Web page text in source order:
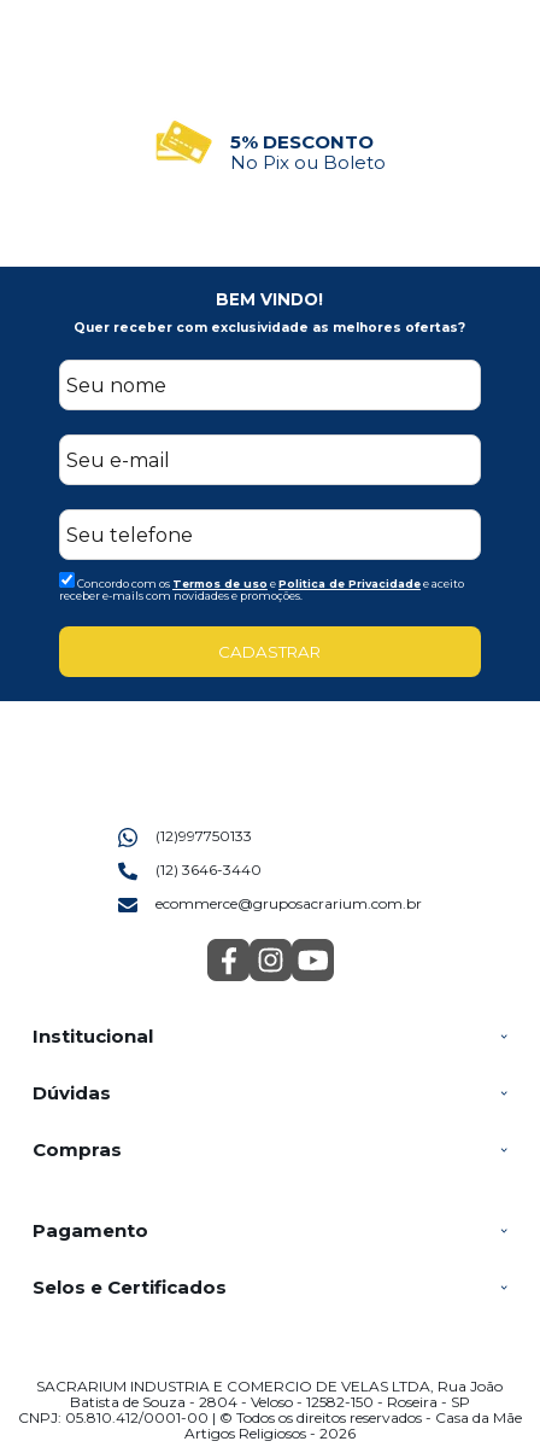
PEDIDO MÍNIMO
R$500 em Compras
BEM VINDO!
Quer receber com exclusividade as melhores ofertas?
Concordo com os Termos de uso ePolitica de Privacidadee aceito
receber e-mails com novidades e promoções.
CADASTRAR
Institucional
Dúvidas
Compras
(12)997750133
(12) 3646-3440
ecommerce@gruposacrarium.com.br
Pagamento
Selos e Certificados
SACRARIUM INDUSTRIA E COMERCIO DE VELAS LTDA, Rua João
Batista de Souza - 2804 - Veloso - 12582-150 - Roseira - SP
CNPJ: 05.810.412/0001-00 | © Todos os direitos reservados - Casa da Mãe
Artigos Religiosos - 2026